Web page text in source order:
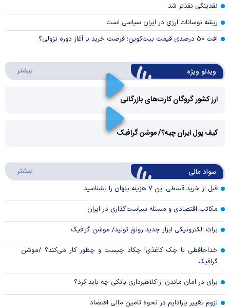
نقدینگی نقدتر شد
ریشه نوسانات ارزی در ایران سیاسی است
افت ۵۰ درصدی قیمت بیت‌کوین؛ فرصت خرید یا آغاز دوره نزولی؟
ویدئو ویژه بیشتر
ارز کشور گروگان کارت‌های بازرگانی
Video
کیف پول ایران چیه؟/ موشن گرافیک
سواد مالی بیشتر
قبل از خرید قسطی این ۷ هزینه پنهان را بشناسید
مکاتب اقتصادی و مسئله سیاست‌گذاری در ایران
برات الکترونیکی ابزار جدید رونق تولید/ موشن گرافیک
خداحافظی با چک کاغذی! چکاد چیست و چطور کار می‌کند؟ /موشن
گرافیک
برای در امان ماندن از کلاهبرداری بانکی چه باید کرد؟
لزوم تغییر پارادایم در نحوه تامین مالی اقتصاد